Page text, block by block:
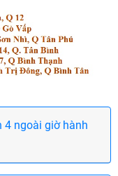
4 ngoài giờ hành